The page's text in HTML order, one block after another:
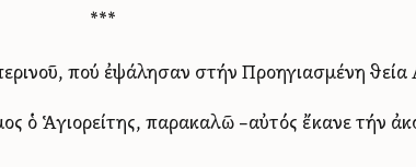
***
πού ἐψάλησαν στήν Προηγιασμένη θεία
ὁ Ἁγιορείτης, παρακαλῶ –αὐτός ἔκανε τήν